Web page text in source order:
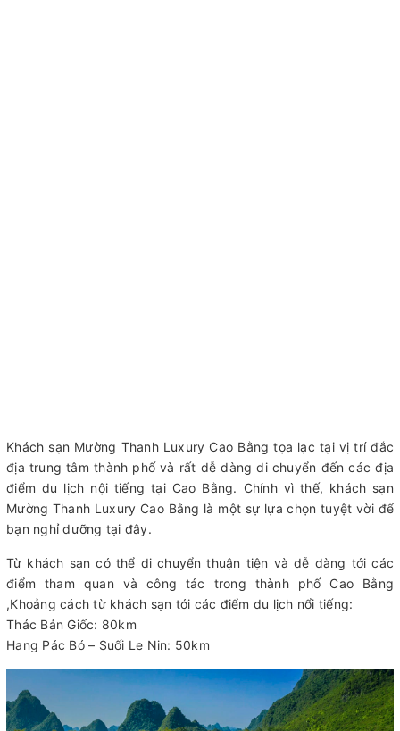
Khách sạn Mường Thanh Luxury Cao Bằng tọa lạc tại vị trí đắc
địa trung tâm thành phố và rất dễ dàng di chuyển đến các địa
điểm du lịch nội tiếng tại Cao Bằng. Chính vì thế, khách sạn
Mường Thanh Luxury Cao Bằng là một sự lựa chọn tuyệt vời để
bạn nghỉ dưỡng tại đây.
Từ khách sạn có thể di chuyển thuận tiện và dễ dàng tới các
điểm tham quan và công tác trong thành phố Cao Bằng
,Khoảng cách từ khách sạn tới các điểm du lịch nổi tiếng:
Thác Bản Giốc: 80km
Hang Pác Bó – Suối Le Nin: 50km